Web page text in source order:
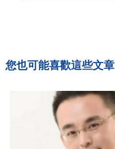
您也可能喜歡這些文章